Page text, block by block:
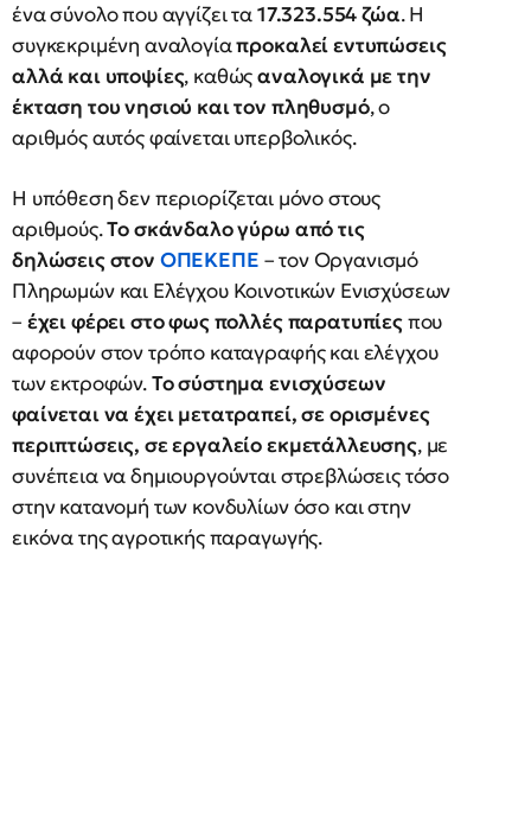
ένα σύνολο που αγγίζει τα17.323.554 ζώα. Η
συγκεκριμένη αναλογίαπροκαλεί εντυπώσεις
αλλά και υποψίες, καθώςαναλογικά με την
έκταση του νησιού και τον πληθυσμό, ο
αριθμός αυτός φαίνεται υπερβολικός.
Η υπόθεση δεν περιορίζεται μόνο στους
αριθμούς.Το σκάνδαλο γύρω από τις
δηλώσεις στον ΟΠΕΚΕΠΕ – τον Οργανισμό
Πληρωμών και Ελέγχου Κοινοτικών Ενισχύσεων
– έχει φέρει στο φως πολλές παρατυπίεςπου
αφορούν στον τρόπο καταγραφής και ελέγχου
των εκτροφών.Το σύστημα ενισχύσεων
φαίνεται να έχει μετατραπεί, σε ορισμένες
περιπτώσεις, σε εργαλείο εκμετάλλευσης, με
συνέπεια να δημιουργούνται στρεβλώσεις τόσο
στην κατανομή των κονδυλίων όσο και στην
εικόνα της αγροτικής παραγωγής.